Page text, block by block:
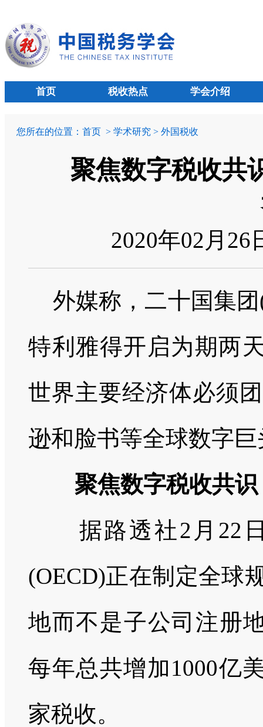
首页 税收热点 学会介绍
您所在的位置： 首页 > 学术研究 > 外国税收
聚焦数字税收共
2020年02月26
外媒称，二十国集团
特利雅得开启为期两
世界主要经济体必须
逊和脸书等全球数字
聚焦数字税收共识
据路透社2 月 22
(OECD)正在制定全球
地而不是子公司注册
每年总共增加1000亿
家税收。